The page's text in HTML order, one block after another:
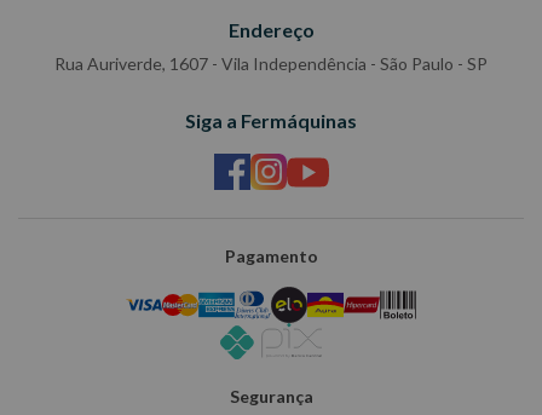
Endereço
Rua Auriverde, 1607 - Vila Independência - São Paulo - SP
Siga a Fermáquinas
Pagamento
Segurança